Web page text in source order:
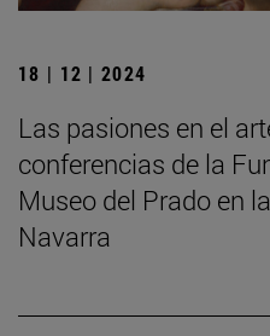
18 | 12 | 2024
Las pasiones en el
conferencias de la
Museo del Prado en
Navarra